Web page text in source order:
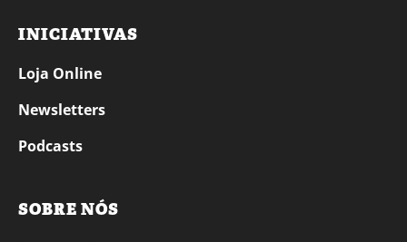
INICIATIVAS
Loja Online
Newsletters
Podcasts
SOBRE NÓS